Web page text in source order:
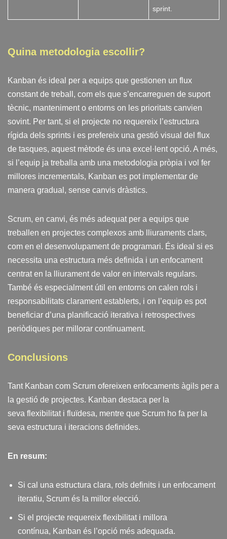
sprint.
Quina metodologia escollir?
Kanban és ideal per a equips que gestionen un flux
constant de treball, com els que s’encarreguen de suport
tècnic, manteniment o entorns on les prioritats canvien
sovint. Per tant, si el projecte no requereix l’estructura
rígida dels sprints i es prefereix una gestió visual del flux
de tasques, aquest mètode és una excel·lent opció. A més,
si l’equip ja treballa amb una metodologia pròpia i vol fer
millores incrementals, Kanban es pot implementar de
manera gradual, sense canvis dràstics.
Scrum, en canvi, és més adequat per a equips que
treballen en projectes complexos amb lliuraments clars,
com en el desenvolupament de programari. És ideal si es
necessita una estructura més definida i un enfocament
centrat en la lliurament de valor en intervals regulars.
També és especialment útil en entorns on calen rols i
responsabilitats clarament establerts, i on l’equip es pot
beneficiar d’una planificació iterativa i retrospectives
periòdiques per millorar contínuament.
Conclusions
Tant Kanban com Scrum ofereixen enfocaments àgils per a
la gestió de projectes. Kanban destaca per la
seva flexibilitat i fluïdesa, mentre que Scrum ho fa per la
seva estructura i iteracions definides.
En resum:
Si cal una estructura clara, rols definits i un enfocament
iteratiu, Scrum és la millor elecció.
Si el projecte requereix flexibilitat i millora
contínua, Kanban és l’opció més adequada.